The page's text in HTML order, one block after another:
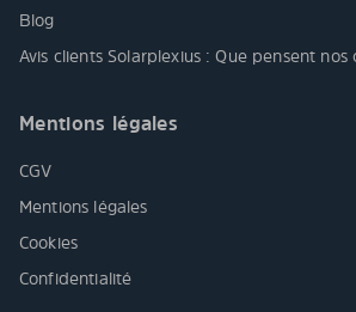
Blog
Avis clients Solarplexius : Que pensent nos
Mentions légales
CGV
Mentions légales
Cookies
Confidentialité